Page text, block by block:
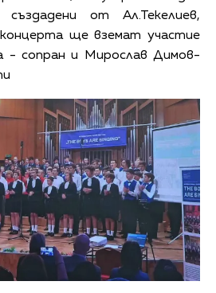
от Ал.Текелиев,
ще вземат участие
- сопран и Мирослав Димов-